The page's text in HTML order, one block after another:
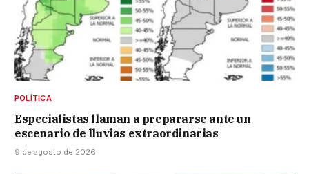
POLÍTICA
Especialistas llaman a prepararse ante un
escenario de lluvias extraordinarias
9 de agosto de 2026